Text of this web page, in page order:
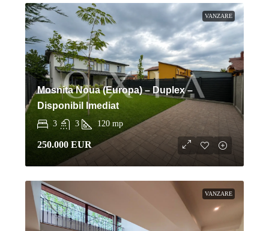
VANZARE
Mosnita Noua (Europa) – Duplex –
Disponibil Imediat
3 3 120 mp
250.000 EUR
VANZARE